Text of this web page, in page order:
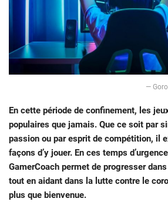
—
En cette période de confinement, les
populaires que jamais. Que ce soit par
passion ou par esprit de compétition, il
façons d’y jouer. En ces temps
GamerCoach permet de progresser
tout en aidant dans la lutte contre le
plus que bienvenue.